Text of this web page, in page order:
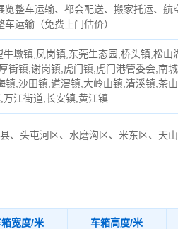
整车运输、都会配送、搬家托运、航
车运输（免费上门估价）
墩镇,凤岗镇,东莞生态园,桥头镇,松山
街镇,谢岗镇,虎门镇,虎门港管委会,南
镇,沙田镇,道滘镇,大岭山镇,清溪镇,茶
万江街道,长安镇,黄江镇
、头屯河区、水磨沟区、米东区、天
宽度/米 车箱高度/米